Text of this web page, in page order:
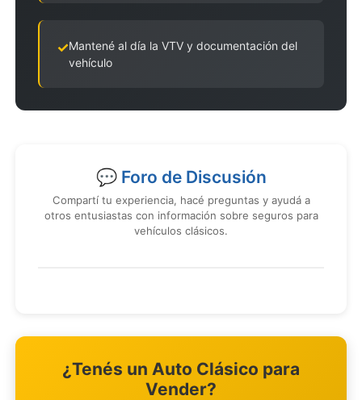
Mantené al día la VTV y documentación del
vehículo
💬 Foro de Discusión
Compartí tu experiencia, hacé preguntas y ayudá a
otros entusiastas con información sobre seguros para
vehículos clásicos.
¿Tenés un Auto Clásico para
Vender?